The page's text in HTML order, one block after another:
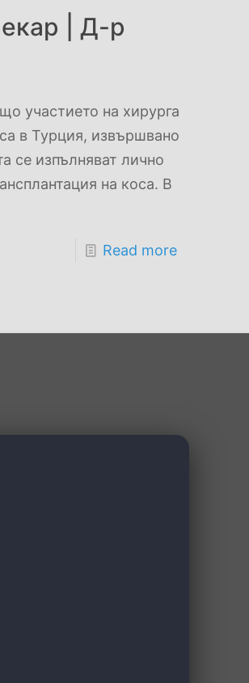
| Д-р
участието на хирурга
в Турция, извършвано
се изпълняват лично
на коса. В
Read more